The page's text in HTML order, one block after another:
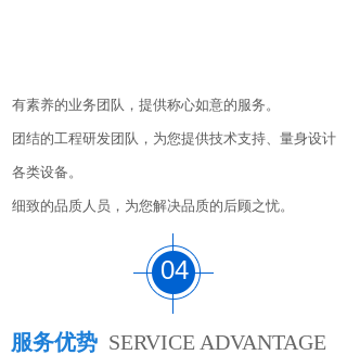
有素养的业务团队，提供称心如意的服务。
团结的工程研发团队，为您提供技术支持、量身设计
各类设备。
细致的品质人员，为您解决品质的后顾之忧。
04
服务优势 SERVICE ADVANTAGE